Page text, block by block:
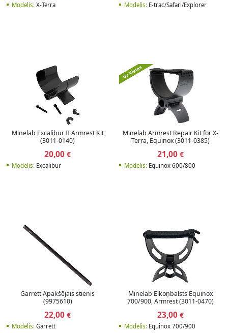
Modelis:X-Terra Modelis: E-trac/Safari/Explorer
Minelab Excalibur II Armrest Kit
(3011-0140)
20,00 €
Modelis:Excalibur
Minelab Armrest Repair Kit for X-
Terra, Equinox (3011-0385)
21,00€
Modelis: Equinox 600/800
Garrett Apakšējais stienis
(9975610)
22,00 €
Modelis:Garrett
Minelab Elkoņbalsts Equinox
700/900, Armrest (3011-0470)
23,00€
Modelis: Equinox 700/900